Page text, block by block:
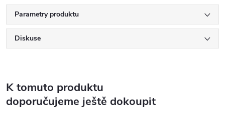
Parametry produktu
Diskuse
K tomuto produktu
doporučujeme ještě dokoupit